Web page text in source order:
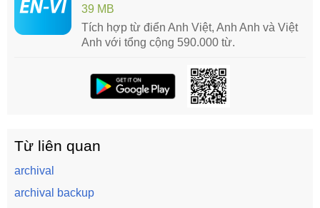
39 MB
Tích hợp từ điển Anh Việt, Anh Anh và Việt
Anh với tổng cộng 590.000 từ.
Từ liên quan
archival
archival backup